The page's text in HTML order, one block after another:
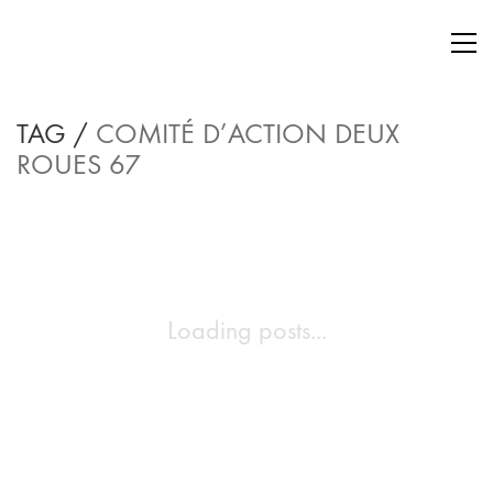
TAG / COMITÉ D’ACTION DEUX
ROUES 67
Loading posts...